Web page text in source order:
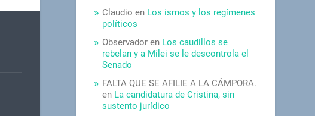
Claudio en Los ismos y los regímenes
políticos
Observador en Los caudillos se
rebelan y a Milei se le descontrola el
Senado
FALTA QUE SE AFILIE A LA CÁMPORA.
en La candidatura de Cristina, sin
sustento jurídico